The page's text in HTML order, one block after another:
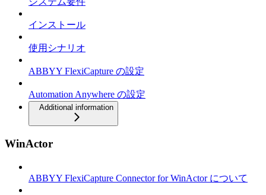
インストール
使用シナリオ
ABBYY FlexiCapture の設定
Automation Anywhere の設定
Additional information
WinActor
ABBYY FlexiCapture Connector for WinActor について